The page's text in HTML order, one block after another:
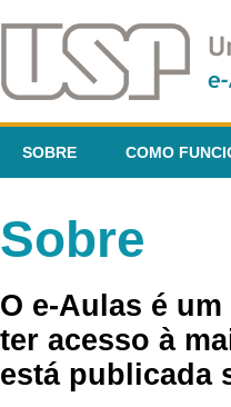
SOBRE COMO
Sobre
O e-Aulas é
ter acesso à
está publicada